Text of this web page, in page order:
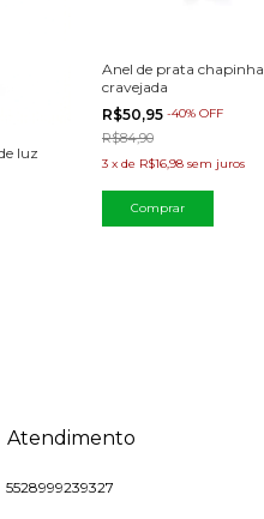
luz
Anel de prata chapinha
cravejada
R$50,95 -40% OFF
R$84,90
3 x de R$16,98 sem juros
Comprar
Atendimento
5528999239327